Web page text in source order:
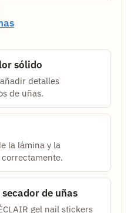
sólido
detalles
de uñas.
la lámina y la
de uñas
gel nail stickers